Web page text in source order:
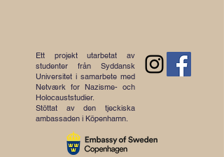
Ett projekt utarbetat av
studenter från Syddansk
Universitet i samarbete med
Netværk for Nazisme- och
Holocauststudier.
Stöttat av den tjeckiska
ambassaden i Köpenhamn.